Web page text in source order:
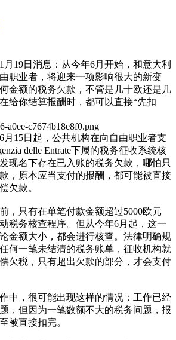
月19日消息：从今年6月开始，和意大利
职业者，将迎来一项影响很大的新变
金额的税务欠款，不管是几十欧还是几
给你结算报酬时，都可以直接“先扣
月15日起，公共机构在向自由职业者支
delle Entrate下属的税务征收系统核
现名下存在已入账的税务欠款，哪怕只
，原本应当支付的报酬，都可能被直接
欠款。
，只有在单笔付款金额超过5000欧元
税务核查程序。但从今年6月起，这一
金额大小，都会进行核查。法律明确规
何一笔未结清的税务账单，征收机构就
欠税，只有超出欠款的部分，才会支付
中，很可能出现这样的情况：工作已经
，但因为一笔数额不大的税务问题，报
被直接扣完。